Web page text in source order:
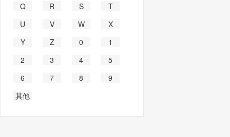
Q
R S
T
U
V W
X
Y
Z 0
1
2
3 4
5
6
7 8
9
其他